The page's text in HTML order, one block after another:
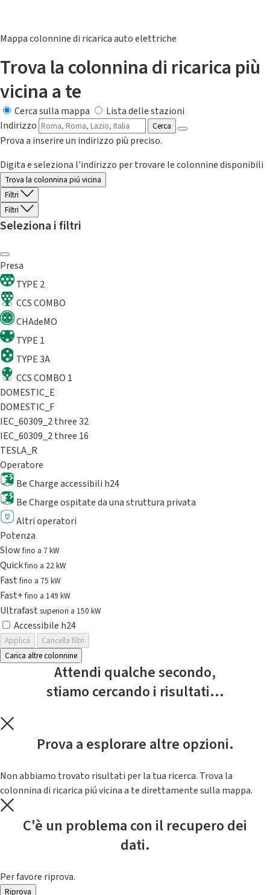
Mappa colonnine di ricarica auto elettriche
Trova la colonnina di ricarica più
vicina a te
Cerca sulla mappa
Lista delle stazioni
Indirizzo
Cerca
Prova a inserire un indirizzo più preciso.
Digita e seleziona l'indirizzo per trovare le colonnine disponibili
Trova la colonnina piú vicina
Filtri
Filtri
Seleziona i filtri
Presa
TYPE 2
CCS COMBO
CHAdeMO
TYPE 1
TYPE 3A
CCS COMBO 1
DOMESTIC_E
DOMESTIC_F
IEC_60309_2 three 32
IEC_60309_2 three 16
TESLA_R
Operatore
Be Charge accessibili h24
Be Charge ospitate da una struttura privata
Altri operatori
Potenza
Slowfino a 7 kW
Quickfino a 22 kW
Fastfino a 75 kW
Fast+fino a 149 kW
Ultrafast superiori a 150 kW
Accessibile h24
Applica
Cancella filtri
Carica altre colonnine
Attendi qualche secondo,
stiamo cercando i risultati...
Prova a esplorare altre opzioni.
Non abbiamo trovato risultati per la tua ricerca. Trova la
colonnina di ricarica piú vicina a te direttamente sulla mappa.
C'è un problema con il recupero dei
dati.
Per favore riprova.
Riprova